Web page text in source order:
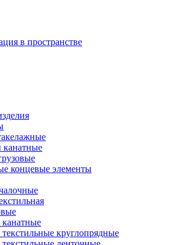
в пространстве
концевые элементы
круглопрядные